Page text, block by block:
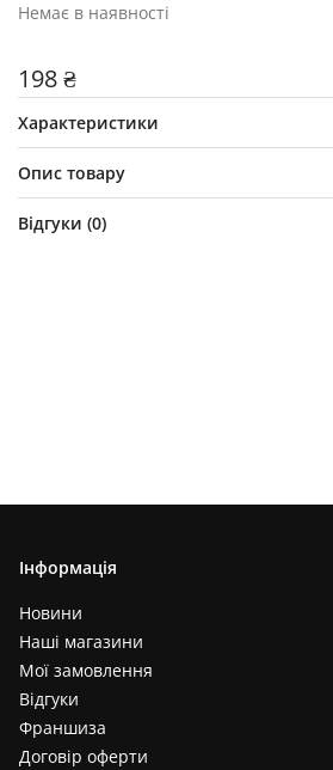
Немає в наявності
198 ₴
Характеристики
Опис товару
Відгуки (0)
Інформація
Новини
Наші магазини
Мої замовлення
Відгуки
Франшиза
Договір оферти